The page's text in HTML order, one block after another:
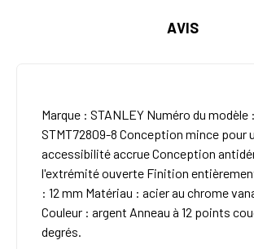
AVIS
Marque : STANLEY Numéro du modèle :
STMT72809-8 Conception mince pour
accessibilité accrue Conception
l'extrémité ouverte Finition
: 12 mm Matériau : acier au chrome
Couleur : argent Anneau à 12 points
degrés.